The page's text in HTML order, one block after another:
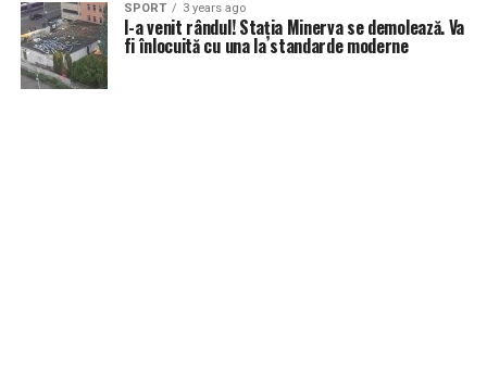
SPORT 3 years ago
I-a venit rândul! Stația Minerva se demolează. Va
fi înlocuită cu una la standarde moderne